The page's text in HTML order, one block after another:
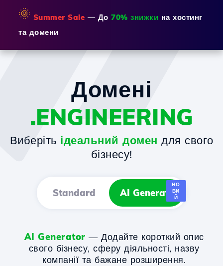
🌞 Summer Sale — До 70% знижки на хостинг
та домени
Домені
.ENGINEERING
Виберіть ідеальний домен для свого
бізнесу!
Standard AI Generator
НО
ВИ
Й
AI Generator — Додайте короткий опис
свого бізнесу, сферу діяльності, назву
компанії та бажане розширення.